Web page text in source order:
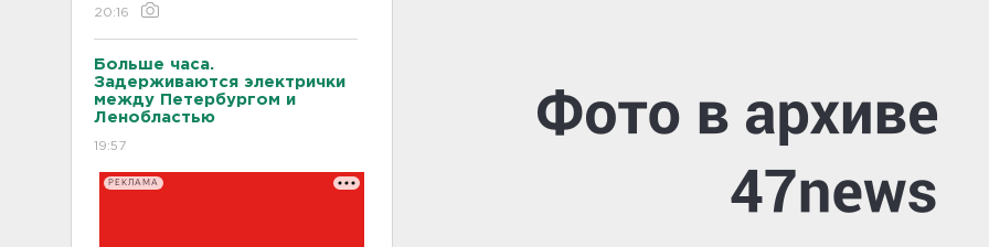
20:16
Больше часа.
Задерживаются электрички
между Петербургом и
Ленобластью
19:57
РЕКЛАМА